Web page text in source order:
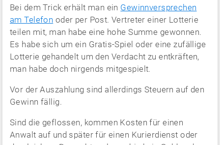
Bei dem Trick erhält man ein Gewinnversprechen
am Telefon oder per Post. Vertreter einer Lotterie
teilen mit, man habe eine hohe Summe gewonnen.
Es habe sich um ein Gratis-Spiel oder eine zufällige
Lotterie gehandelt um den Verdacht zu entkräften,
man habe doch nirgends mitgespielt.
Vor der Auszahlung sind allerdings Steuern auf den
Gewinn fällig.
Sind die geflossen, kommen Kosten für einen
Anwalt auf und später für einen Kurierdienst oder